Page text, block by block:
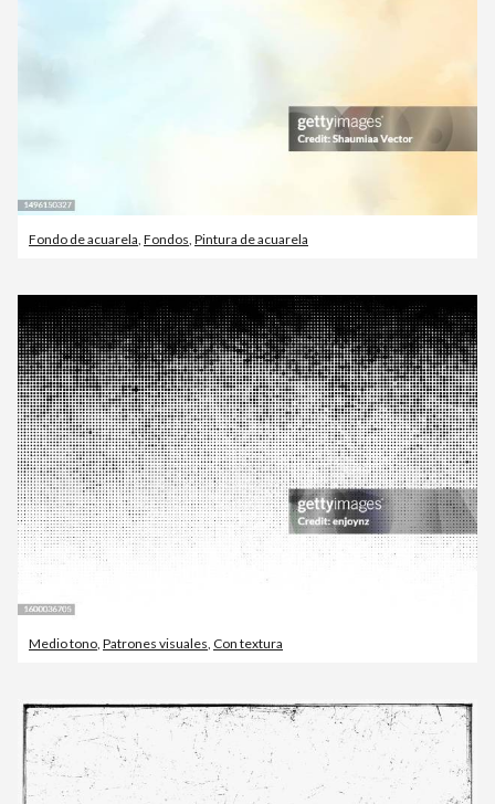
Fondo de acuarela Fondos Pintura de acuarela
Medio tono Patrones visuales Con textura